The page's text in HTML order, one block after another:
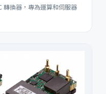
轉換器，專為運算和伺服器